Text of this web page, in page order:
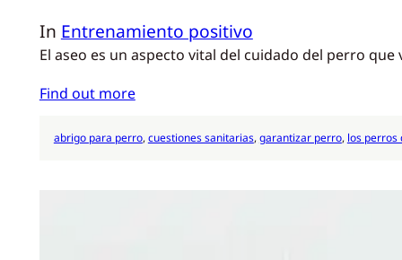
In Entrenamiento positivo
El aseo es un aspecto vital del cuidado del perro
Find out more
abrigo para perro, cuestiones sanitarias, garantizar perro, los perros